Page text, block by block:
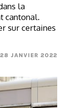
la
cantonal.
sur certaines
28 JANVIER 2022